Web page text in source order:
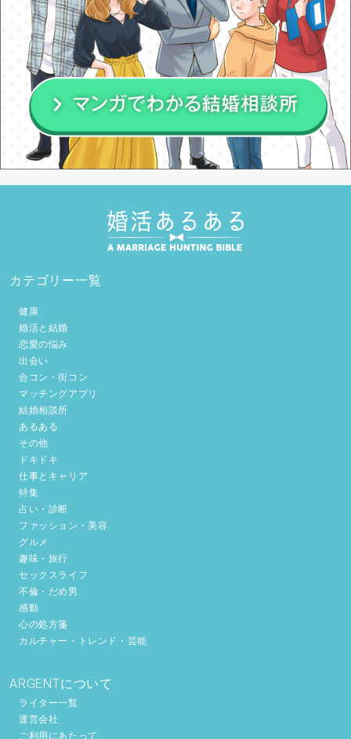
カテゴリー一覧
健康
婚活と結婚
恋愛の悩み
出会い
合コン・街コン
マッチングアプリ
結婚相談所
あるある
その他
ドキドキ
仕事とキャリア
特集
占い・診断
ファッション・美容
グルメ
趣味・旅行
セックスライフ
不倫・だめ男
感動
心の処方箋
カルチャー・トレンド・芸能
ARGENTについて
ライター一覧
運営会社
ご利用にあたって